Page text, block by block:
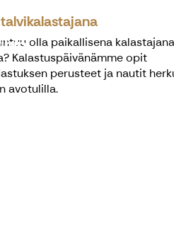
olla paikallisena
Kalastuspäivänämme opit
perusteet ja nautit
avotulilla.